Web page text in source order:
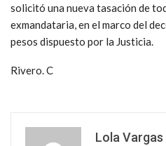
solicitó una nueva tasación de
exmandataria, en el marco del
pesos dispuesto por la Justicia.
Rivero. C
Lola Vargas